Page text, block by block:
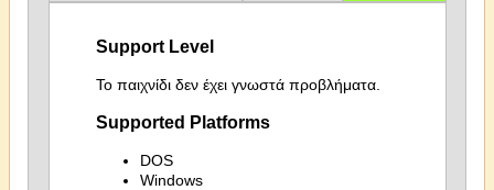
Support Level
Το παιχνίδι δεν έχει γνωστά προβλήματα.
Supported Platforms
DOS
Windows